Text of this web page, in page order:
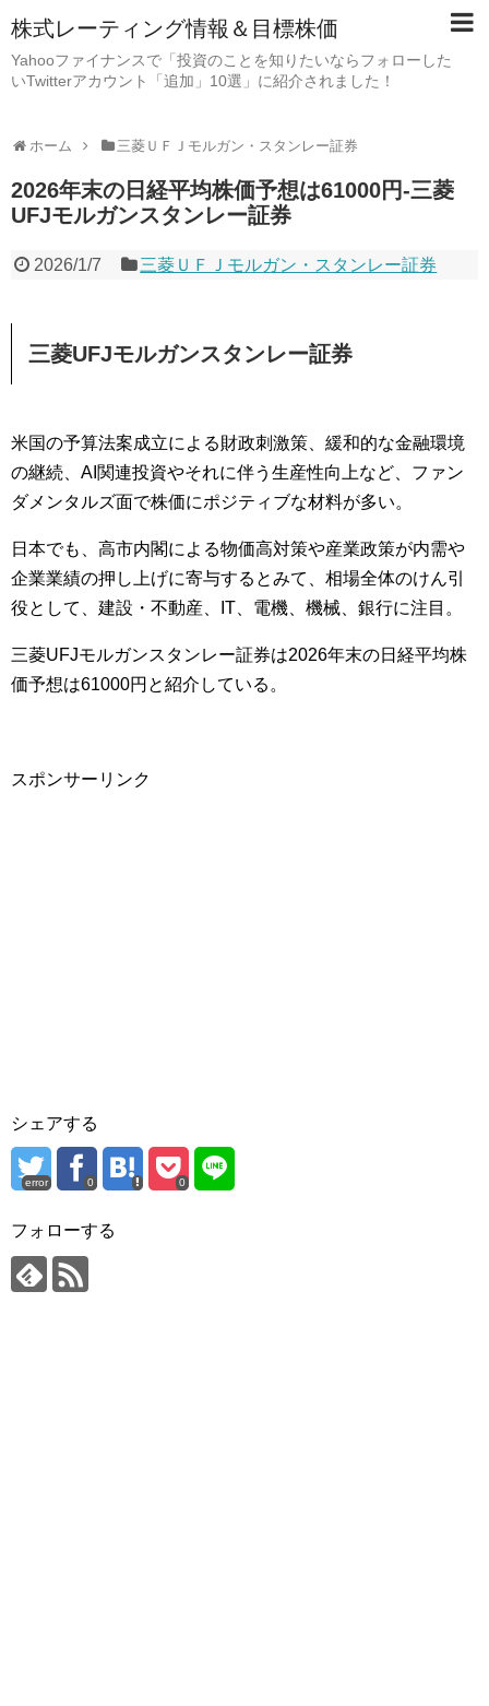
株式レーティング情報＆目標株価
Yahooファイナンスで「投資のことを知りたいならフォローした
いTwitterアカウント「追加」10選」に紹介されました！
ホーム 三菱ＵＦＪモルガン・スタンレー証券
2026年末の日経平均株価予想は61000円-三菱
UFJモルガンスタンレー証券
2026/1/7 三菱ＵＦＪモルガン・スタンレー証券
三菱UFJモルガンスタンレー証券
米国の予算法案成立による財政刺激策、緩和的な金融環境
の継続、AI関連投資やそれに伴う生産性向上など、ファン
ダメンタルズ面で株価にポジティブな材料が多い。
日本でも、高市内閣による物価高対策や産業政策が内需や
企業業績の押し上げに寄与するとみて、相場全体のけん引
役として、建設・不動産、IT、電機、機械、銀行に注目。
三菱UFJモルガンスタンレー証券は2026年末の日経平均株
価予想は61000円と紹介している。
スポンサーリンク
シェアする
error 0 0
フォローする